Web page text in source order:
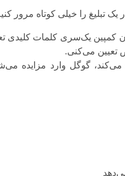
یک تبلیغ را خیلی کوتاه مرور
کمپین یک‌سری کلمات کلیدی
تعیین می‌کنی.
گوگل وارد مزایده